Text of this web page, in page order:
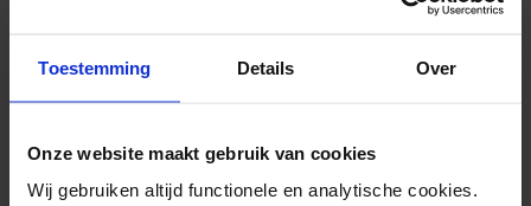
Toestemming Details Over
Onze website maakt gebruik van cookies
Wij gebruiken altijd functionele en analytische cookies.